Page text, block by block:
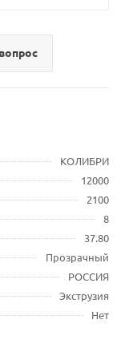
КОЛИБРИ
12000
2100
8
37.80
Прозрачный
РОССИЯ
Экструзия
Нет